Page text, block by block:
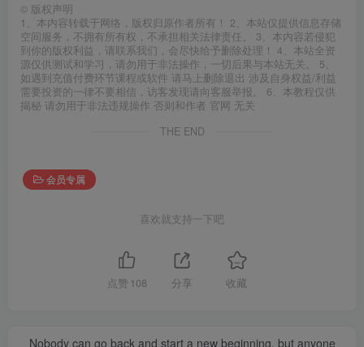
© 版权声明
1、本内容转载于网络，版权归原作者所有！ 2、本站仅提供信息存储
空间服务，不拥有所有权，不承担相关法律责任。 3、本内容若侵犯
到你的版权利益，请联系我们，会尽快给予删除处理！ 4、本站全资
源仅供测试和学习，请勿用于非法操作，一切后果与本站无关。 5、
如遇到充值付费环节课程或软件 请马上删除退出 涉及自身权益/利益
需要投资的一律不要相信，访客发现请向客服举报。 6、本教程仅供
揭秘 请勿用于非法违规操作 否则和作者 官网 无关
THE END
会员专属
喜欢就支持一下吧
点赞 108 分享 收藏
Nobody can go back and start a new beginning, but anyone